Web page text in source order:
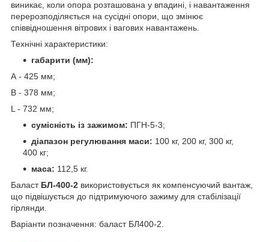
виникає, коли опора розташована у впадині, і навантаження
перерозподіляється на сусідні опори, що змінює
співвідношення вітрових і вагових навантажень.
Технічні характеристики:
габарити (мм):
А - 425 мм;
В - 378 мм;
L - 732 мм;
сумісність із зажимом: ПГН-5-3;
діапазон регулювання маси: 100 кг, 200 кг, 300 кг,
400 кг;
маса: 112,5 кг.
Баласт БЛ-400-2 використовується як компенсуючий вантаж,
що підвішується до підтримуючого зажиму для стабілізації
гірлянди.
Варіанти позначення: баласт БЛ400-2.